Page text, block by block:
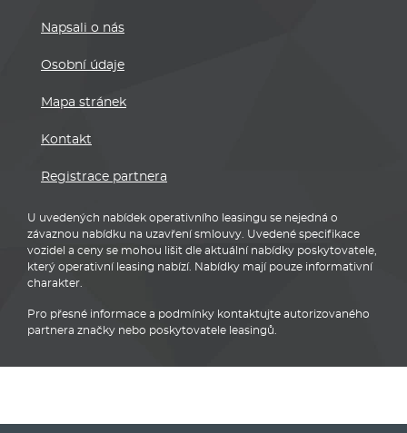
Napsali o nás
Osobní údaje
Mapa stránek
Kontakt
Registrace partnera
U uvedených nabídek operativního leasingu se nejedná o
závaznou nabídku na uzavření smlouvy. Uvedené specifikace
vozidel a ceny se mohou lišit dle aktuální nabídky poskytovatele,
který operativní leasing nabízí. Nabídky mají pouze informativní
charakter.
Pro přesné informace a podmínky kontaktujte autorizovaného
partnera značky nebo poskytovatele leasingů.